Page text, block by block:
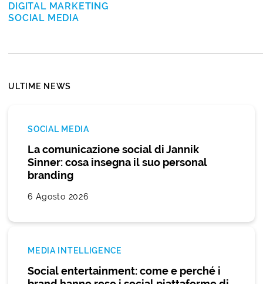
DIGITAL MARKETING
SOCIAL MEDIA
ULTIME NEWS
SOCIAL MEDIA
La comunicazione social di Jannik
Sinner: cosa insegna il suo personal
branding
6 Agosto 2026
MEDIA INTELLIGENCE
Social entertainment: come e perché i